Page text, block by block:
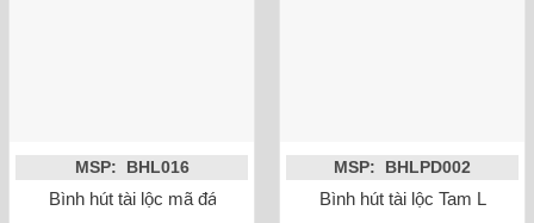
MSP: BHL016
Bình hút tài lộc mã đáo thành công vẽ vàng kim 24K
MSP: BHLPD002
Bình hút tài lộc Tam Linh